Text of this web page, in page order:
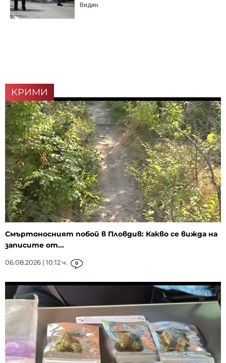
Видин
КРИМИ
Смъртоносният побой в Пловдив: Какво се вижда на
записите от...
06.08.2026 | 10:12 ч. 0